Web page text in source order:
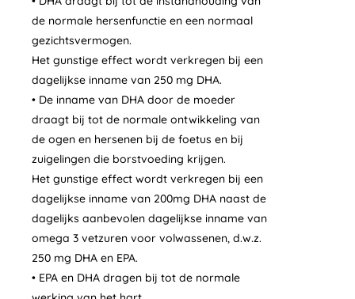
de normale hersenfunctie en een normaal
gezichtsvermogen.
Het gunstige effect wordt verkregen bij een
dagelijkse inname van 250 mg DHA.
• De inname van DHA door de moeder
draagt bij tot de normale ontwikkeling van
de ogen en hersenen bij de foetus en bij
zuigelingen die borstvoeding krijgen.
Het gunstige effect wordt verkregen bij een
dagelijkse inname van 200mg DHA naast de
dagelijks aanbevolen dagelijkse inname van
omega 3 vetzuren voor volwassenen, d.w.z.
250 mg DHA en EPA.
• EPA en DHA dragen bij tot de normale